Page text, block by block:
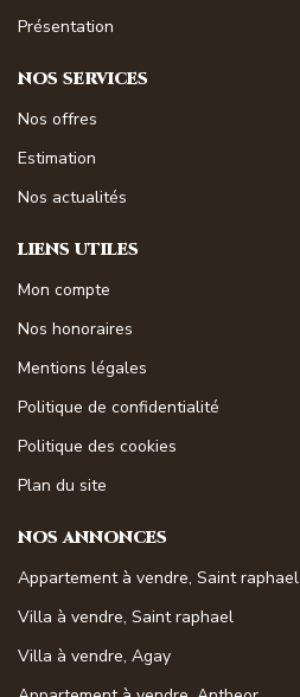
Présentation
NOS SERVICES
Nos offres
Estimation
Nos actualités
LIENS UTILES
Mon compte
Nos honoraires
Mentions légales
Politique de confidentialité
Politique des cookies
Plan du site
NOS ANNONCES
Appartement à vendre, Saint raphael
Villa à vendre, Saint raphael
Villa à vendre, Agay